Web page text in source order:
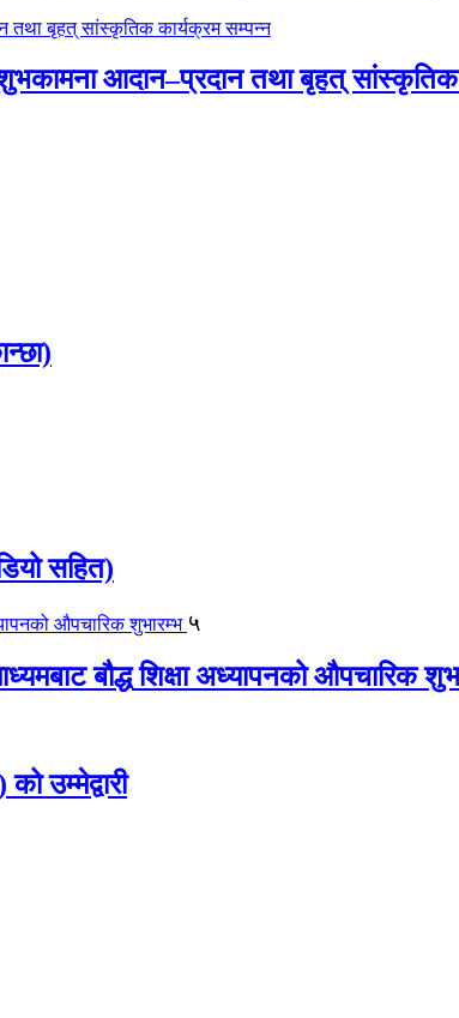
शुभकामना आदान–प्रदान तथा बृहत्
सहित)
५
बौद्ध शिक्षा अध्यापनको औपचारिक
उम्मेद्वारी